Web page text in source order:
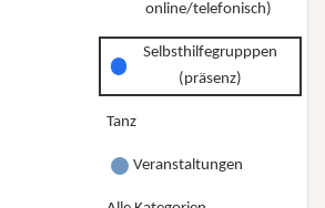
online/telefonisch)
Selbsthilfegrupppen
(präsenz)
Tanz
Veranstaltungen